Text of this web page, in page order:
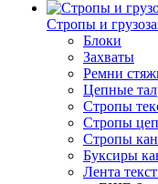
Стропы и
Блоки
Захваты
Ремни
Цепные
Стропы
Стропы
Стропы
Буксиры
Лента